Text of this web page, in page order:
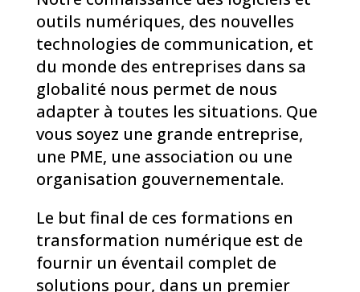
outils numériques, des nouvelles
technologies de communication, et
du monde des entreprises dans sa
globalité nous permet de nous
adapter à toutes les situations. Que
vous soyez une grande entreprise,
une PME, une association ou une
organisation gouvernementale.
Le but final de ces formations en
transformation numérique est de
fournir un éventail complet de
solutions pour, dans un premier